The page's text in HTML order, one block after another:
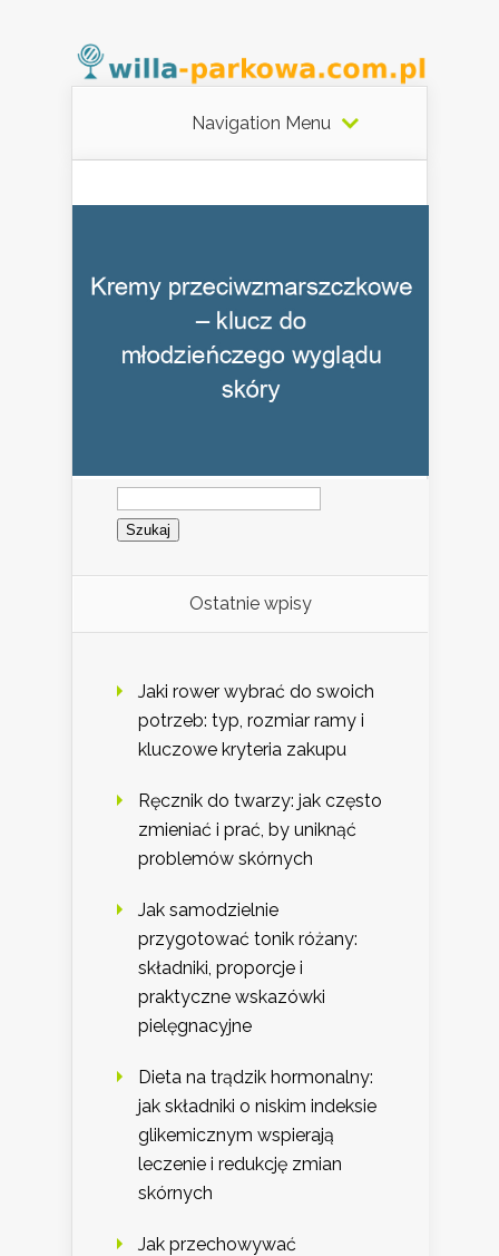
Navigation Menu
Szukaj:
Ostatnie wpisy
Jaki rower wybrać do swoich
potrzeb: typ, rozmiar ramy i
kluczowe kryteria zakupu
Ręcznik do twarzy: jak często
zmieniać i prać, by uniknąć
problemów skórnych
Jak samodzielnie
przygotować tonik różany:
składniki, proporcje i
praktyczne wskazówki
pielęgnacyjne
Dieta na trądzik hormonalny:
jak składniki o niskim indeksie
glikemicznym wspierają
leczenie i redukcję zmian
skórnych
Jak przechowywać